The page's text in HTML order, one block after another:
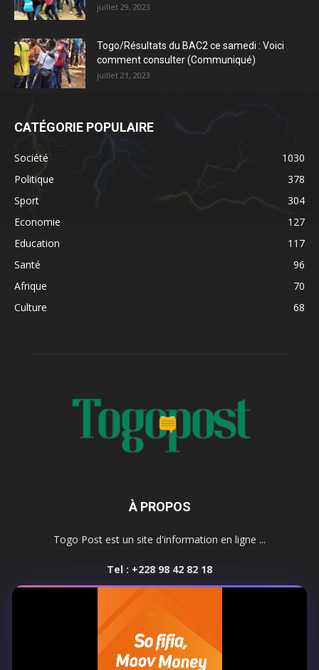
juillet 29, 2023
Togo/Résultats du BAC2 ce samedi : Voici
comment consulter (Communiqué)
juillet 21, 2023
CATÉGORIE POPULAIRE
Société
1030
Politique
378
Sport
304
Economie
127
Education
117
Santé
96
Afrique
70
Culture
68
À PROPOS
Togo Post est un site d'information en ligne ...
Tel : +228 98 42 82 18
SUIVEZ NOUS